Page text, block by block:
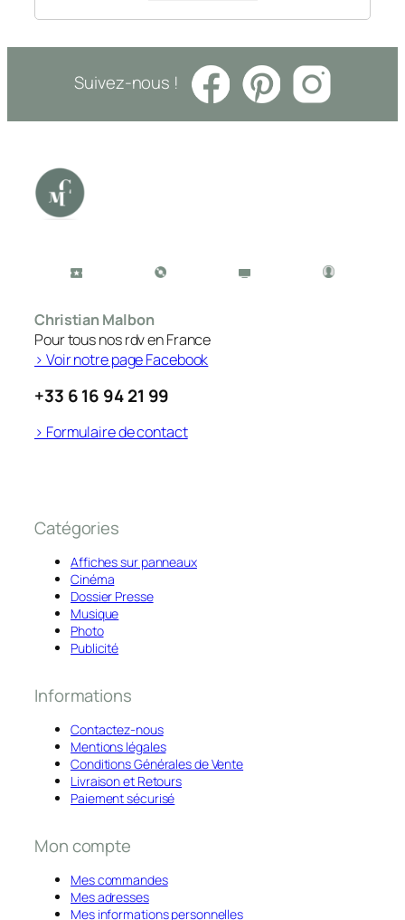
Suivez-nous !
Christian Malbon
Pour tous nos rdv en France
> Voir notre page Facebook
+33 6 16 94 21 99
> Formulaire de contact
Catégories
Affiches sur panneaux
Cinéma
Dossier Presse
Musique
Photo
Publicité
Informations
Contactez-nous
Mentions légales
Conditions Générales de Vente
Livraison et Retours
Paiement sécurisé
Mon compte
Mes commandes
Mes adresses
Mes informations personnelles